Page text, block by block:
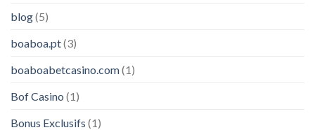
blog(5)
boaboa.pt(3)
boaboabetcasino.com(1)
Bof Casino (1)
Bonus Exclusifs (1)